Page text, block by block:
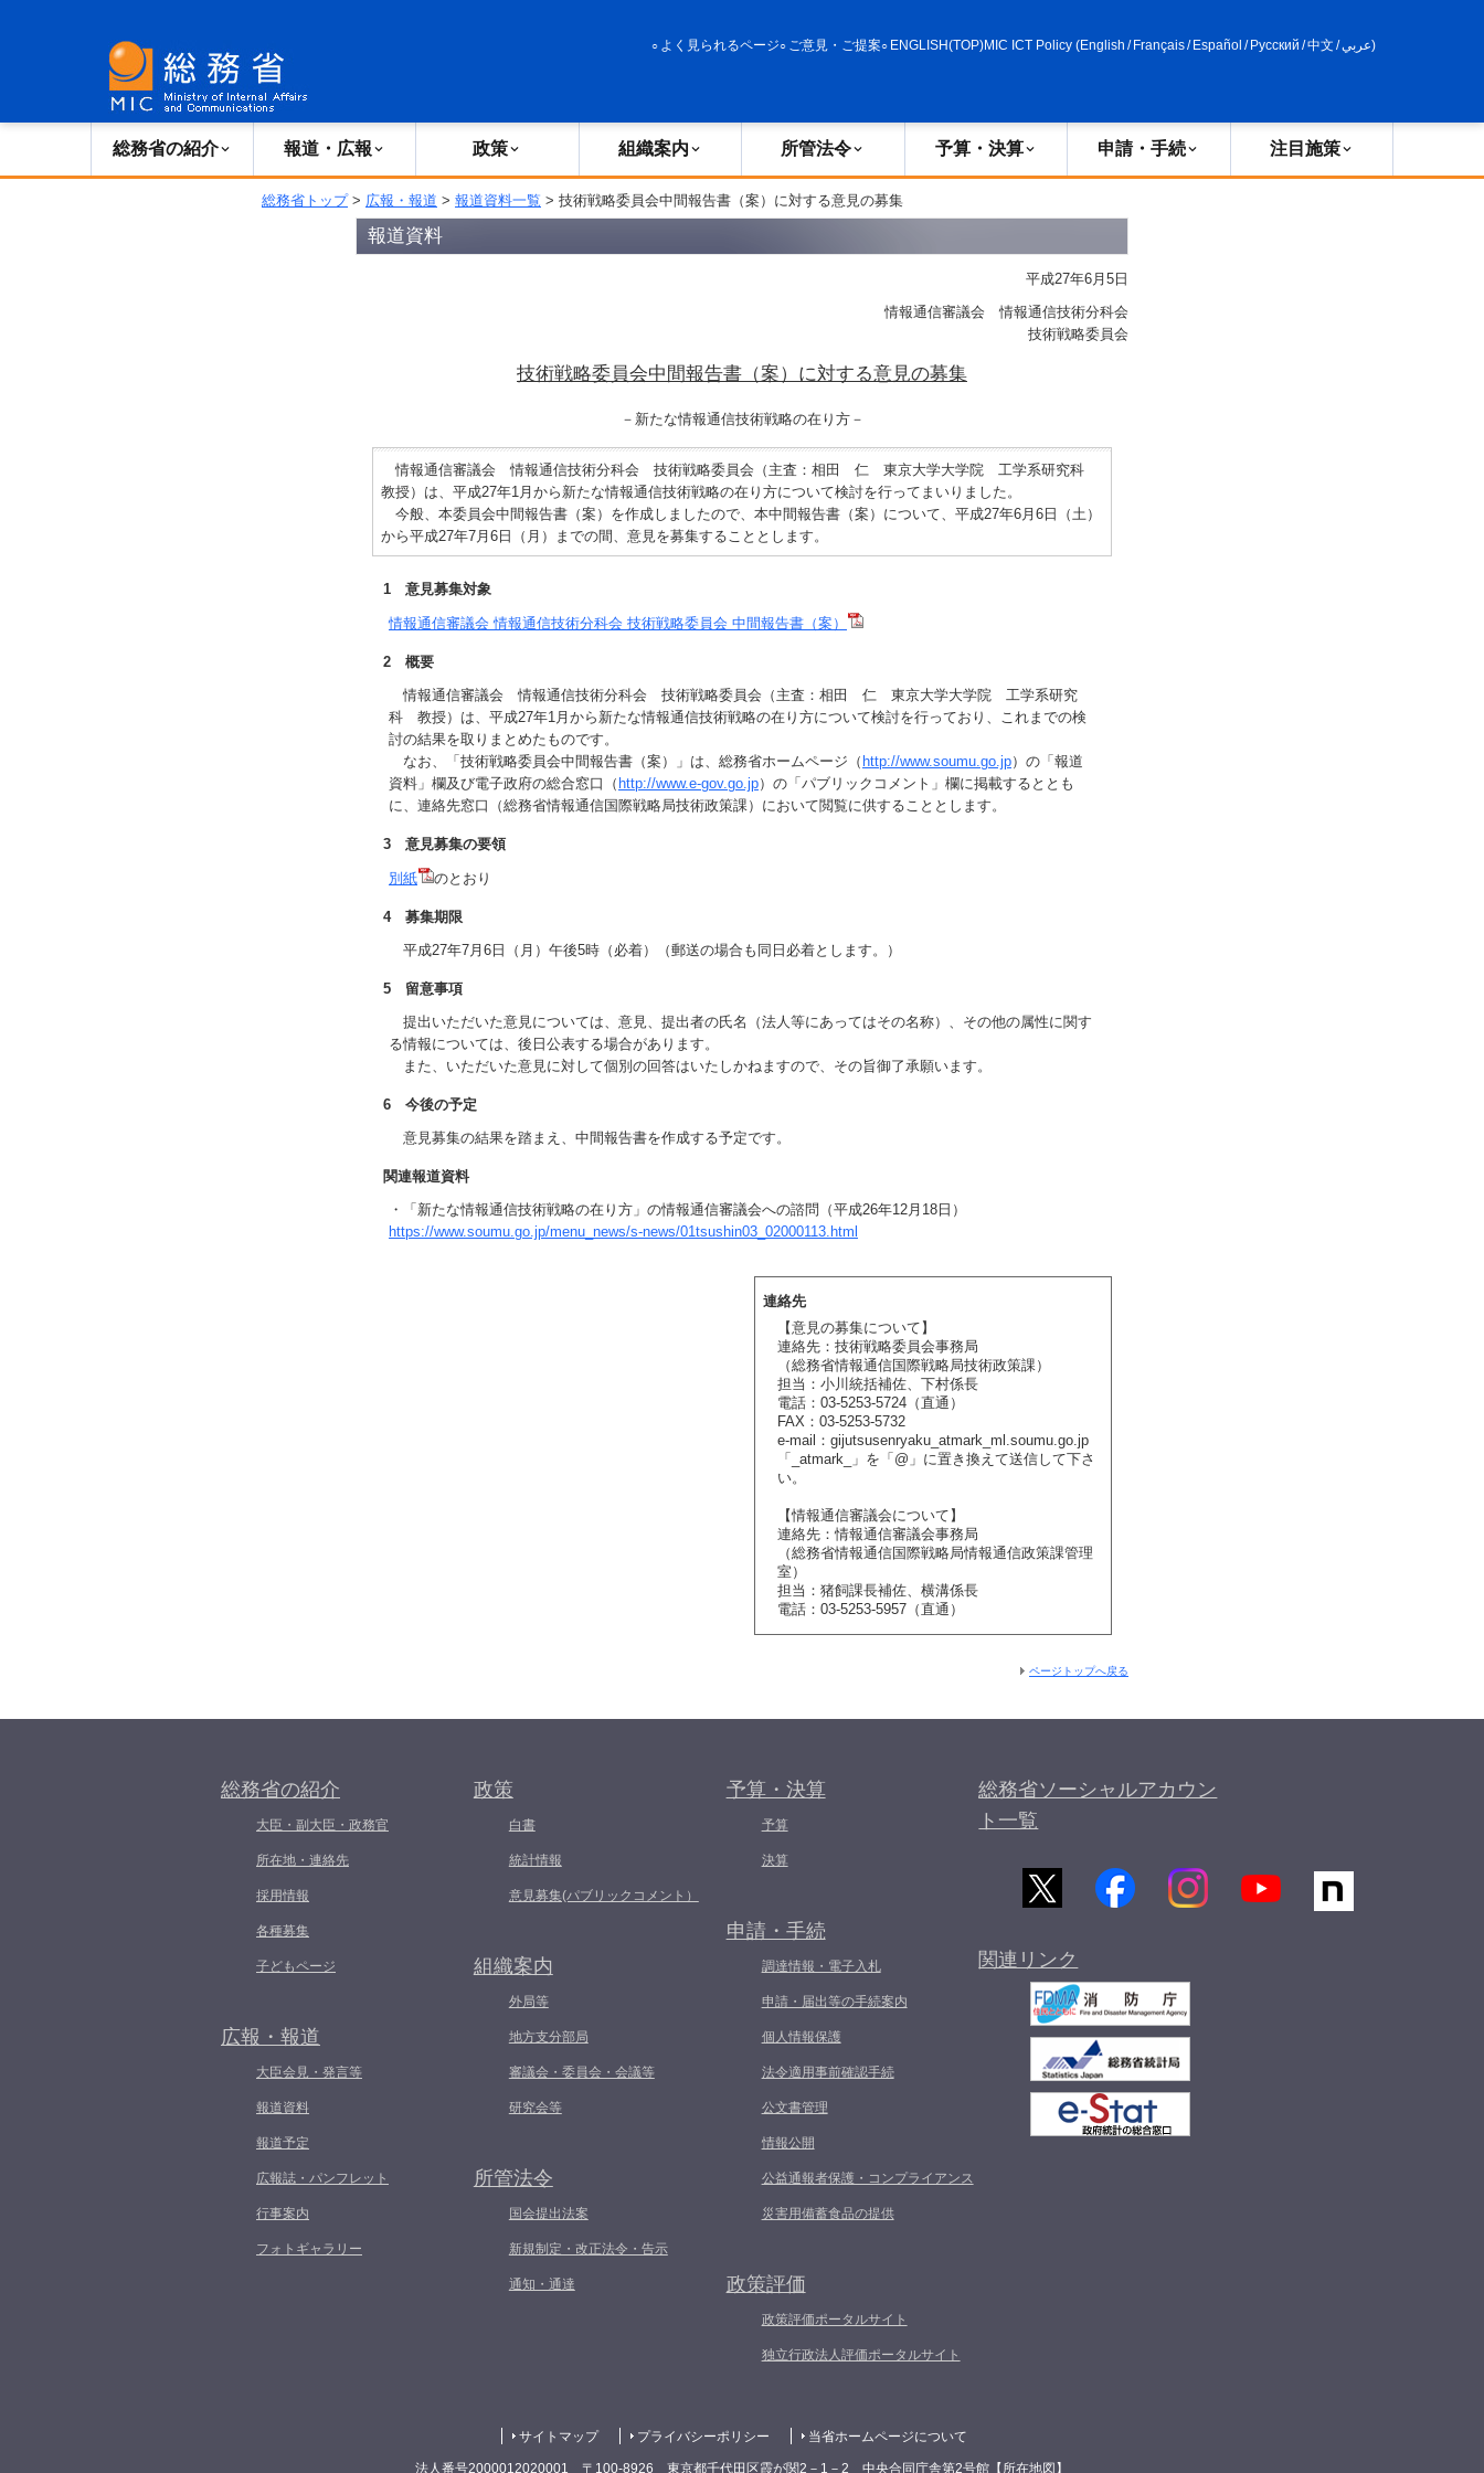
よく見られるページ ご意見・ご提案 ENGLISH(TOP)MIC ICT Policy (English / Français/ Español / Русский /中文 /عربي)
総務省の紹介 報道・広報 政策 組織案内 所管法令 予算・決算 申請・手続 注目施策
総務省トップ> 広報・報道 > 報道資料一覧 > 技術戦略委員会中間報告書（案）に対する意見の募集
報道資料
平成27年6月5日
情報通信審議会 情報通信技術分科会
技術戦略委員会
技術戦略委員会中間報告書（案）に対する意見の募集
－新たな情報通信技術戦略の在り方－
情報通信審議会 情報通信技術分科会 技術戦略委員会（主査：相田 仁 東京大学大学院 工学系研究科
教授）は、平成27年1月から新たな情報通信技術戦略の在り方について検討を行ってまいりました。
今般、本委員会中間報告書（案）を作成しましたので、本中間報告書（案）について、平成27年6月6日（土）
から平成27年7月6日（月）までの間、意見を募集することとします。
1 意見募集対象
情報通信審議会 情報通信技術分科会 技術戦略委員会 中間報告書（案）
2 概要
情報通信審議会 情報通信技術分科会 技術戦略委員会（主査：相田 仁 東京大学大学院 工学系研究
科 教授）は、平成27年1月から新たな情報通信技術戦略の在り方について検討を行っており、これまでの検
討の結果を取りまとめたものです。
なお、「技術戦略委員会中間報告書（案）」は、総務省ホームページ（ http://www.soumu.go.jp）の「報道
資料」欄及び電子政府の総合窓口（ http://www.e-gov.go.jp）の「パブリックコメント」欄に掲載するととも
に、連絡先窓口（総務省情報通信国際戦略局技術政策課）において閲覧に供することとします。
3 意見募集の要領
別紙 のとおり
4 募集期限
平成27年7月6日（月）午後5時（必着）（郵送の場合も同日必着とします。）
5 留意事項
提出いただいた意見については、意見、提出者の氏名（法人等にあってはその名称）、その他の属性に関す
る情報については、後日公表する場合があります。
また、いただいた意見に対して個別の回答はいたしかねますので、その旨御了承願います。
6 今後の予定
意見募集の結果を踏まえ、中間報告書を作成する予定です。
関連報道資料
・「新たな情報通信技術戦略の在り方」の情報通信審議会への諮問（平成26年12月18日）
https://www.soumu.go.jp/menu_news/s-news/01tsushin03_02000113.html
連絡先
【意見の募集について】
連絡先：技術戦略委員会事務局
（総務省情報通信国際戦略局技術政策課）
担当：小川統括補佐、下村係長
電話：03-5253-5724（直通）
FAX：03-5253-5732
e-mail：gijutsusenryaku_atmark_ml.soumu.go.jp
「_atmark_」を「@」に置き換えて送信して下さ
い。
【情報通信審議会について】
連絡先：情報通信審議会事務局
（総務省情報通信国際戦略局情報通信政策課管理
室）
担当：猪飼課長補佐、横溝係長
電話：03-5253-5957（直通）
ページトップへ戻る
総務省の紹介
大臣・副大臣・政務官
所在地・連絡先
採用情報
各種募集
子どもページ
広報・報道
大臣会見・発言等
報道資料
報道予定
広報誌・パンフレット
行事案内
フォトギャラリー
政策
白書
統計情報
意見募集(パブリックコメント）
組織案内
外局等
地方支分部局
審議会・委員会・会議等
研究会等
所管法令
国会提出法案
新規制定・改正法令・告示
通知・通達
予算・決算
予算
決算
申請・手続
調達情報・電子入札
申請・届出等の手続案内
個人情報保護
法令適用事前確認手続
公文書管理
情報公開
公益通報者保護・コンプライアンス
災害用備蓄食品の提供
政策評価
政策評価ポータルサイト
独立行政法人評価ポータルサイト
総務省ソーシャルアカウン
ト一覧
関連リンク
サイトマップ プライバシーポリシー 当省ホームページについて
法人番号2000012020001 〒100-8926 東京都千代田区霞が関2－1－2 中央合同庁舎第2号館【 所在地図 】